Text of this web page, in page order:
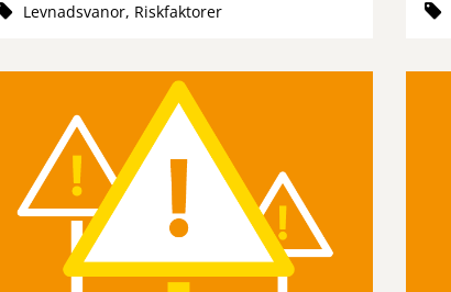
Levnadsvanor, Riskfaktorer